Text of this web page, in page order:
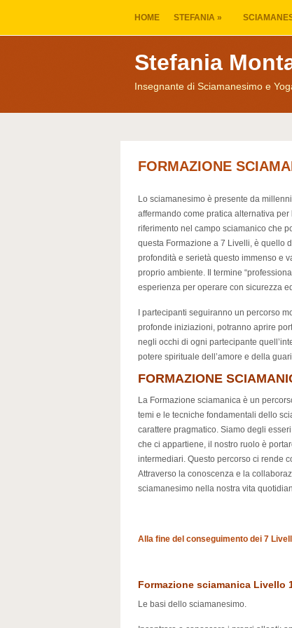
HOME STEFANIA »
Stefania
Insegnante di Sciamanesimo e
FORMAZIONE
Lo sciamanesimo è presente da
affermando come pratica alternativa
riferimento nel campo sciamanico che
questa Formazione a 7 Livelli, è quello
profondità e serietà questo immenso e
proprio ambiente. Il termine
esperienza per operare con sicurezza
I partecipanti seguiranno un percorso
profonde iniziazioni, potranno aprire
negli occhi di ogni partecipante
potere spirituale dell’amore e della
FORMAZIONE
La Formazione sciamanica è un
temi e le tecniche fondamentali dello
carattere pragmatico. Siamo degli
che ci appartiene, il nostro ruolo è
intermediari. Questo percorso ci rende
Attraverso la conoscenza e la
sciamanesimo nella nostra vita
Alla fine del conseguimento dei 7
Formazione sciamanica Livello
Le basi dello sciamanesimo.